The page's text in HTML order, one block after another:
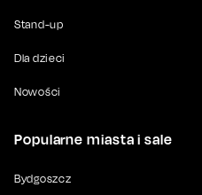
Stand-up
Dla dzieci
Nowości
Popularne miasta i sale
Bydgoszcz